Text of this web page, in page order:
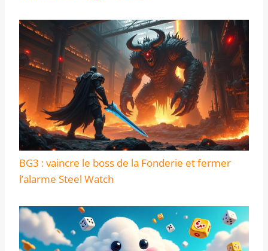
BG3 : vaincre le boss de la Fonderie et fermer
l’alarme Steel Watch